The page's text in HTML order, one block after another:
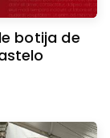
botija de